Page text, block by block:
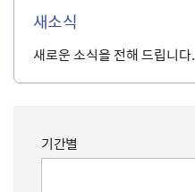
새소식
새로운 소식을 전해 드립니다.
기간별